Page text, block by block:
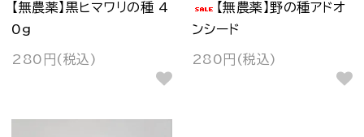
【無農薬】黒ヒマワリの種 4
0g
280円(税込)
【無農薬】野の種アドオ
ンシード
280円(税込)